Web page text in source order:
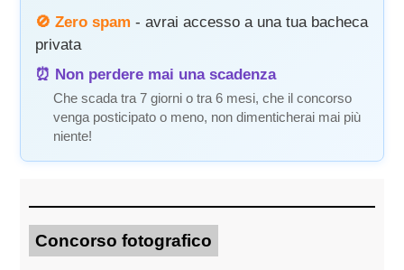
🚫 Zero spam - avrai accesso a una tua bacheca
privata
⏰ Non perdere mai una scadenza
Che scada tra 7 giorni o tra 6 mesi, che il concorso
venga posticipato o meno, non dimenticherai mai più
niente!
Concorso fotografico